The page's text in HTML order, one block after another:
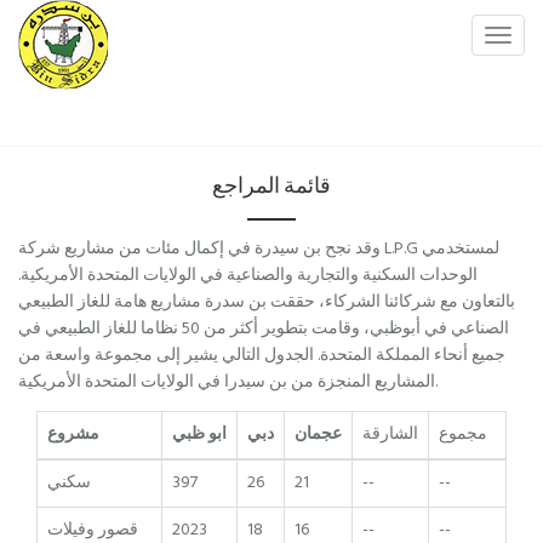
قائمة المراجع
وقد نجح بن سيدرة في إكمال مئات من مشاريع شركة L.P.G لمستخدمي
الوحدات السكنية والتجارية والصناعية في الولايات المتحدة الأمريكية.
بالتعاون مع شركائنا الشركاء، حققت بن سدرة مشاريع هامة للغاز الطبيعي
الصناعي في أبوظبي، وقامت بتطوير أكثر من 50 نظاما للغاز الطبيعي في
جميع أنحاء المملكة المتحدة. الجدول التالي يشير إلى مجموعة واسعة من
المشاريع المنجزة من بن سيدرا في الولايات المتحدة الأمريكية.
مشروع
ابو ظبي دبي عجمان الشارقة
مجموع
سكني
397 26 21 --
--
قصور وفيلات
2023 18 16 --
--